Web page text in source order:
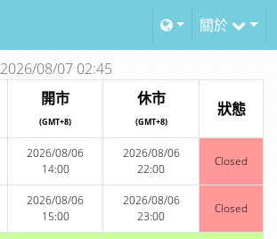
關於
2026/08/07 02:45
開市
(GMT+8)
休市
(GMT+8)
狀態
2026/08/06
14:00
2026/08/06
22:00
Closed
2026/08/06
15:00
2026/08/06
23:00
Closed